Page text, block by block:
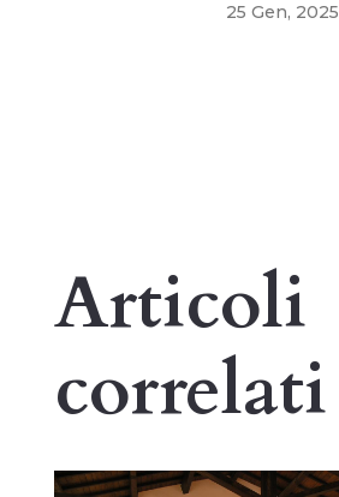
25 Gen, 2025
Articoli
correlati